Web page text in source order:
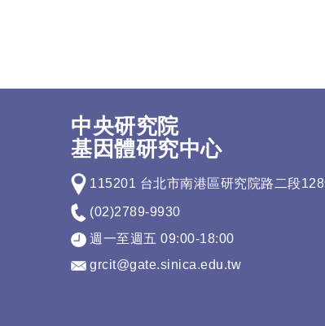
中央研究院
基因體研究中心
115201 台北市南港區研究院路二段
(02)2789-9930
週一至週五 09:00-18:00
grcit@gate.sinica.edu.tw